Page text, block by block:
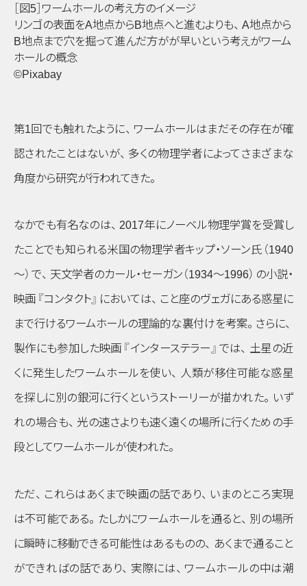
［図5］ワームホールの考え方のイメージ
リンゴの表面をA地点からB地点へと進むよりも、 A地点から
B地点まで穴を掘って進んだ方がが早いという考えがワーム
ホールの概念
©Pixabay
第1回でも触れたように、 ワームホールはまだその存在が確
認されたことはないが、 多くの物理学者によってさまざまな
角度から研究が行われてきた。
なかでも有名なのは、 2017年にノーベル物理学賞を受賞し
たことでも知られる米国の物理学者キップ・ソーン氏 （1940
～） で、 天文学者のカール・セーガン （1934～1996） の小説・
映画 『コンタクト』 においては、 こと座のヴェガにある惑星に
まで行けるワームホールの理論的な裏付けを考案。 さらに、
製作にも参加した映画 『インターステラー』 では、
土星の近
くに発生したワームホールを使い、
人類が移住可能な惑星
を探しに別の銀河に行くというストーリーが描かれた。 いず
れの場合も、 光の速さよりも速く遠くの場所に行くための手
段としてワームホールが使われた。
ただ、 これらはあくまで映画の話であり、 いまのところ実現
は不可能である。 たしかにワームホールを通ると、 別の場所
に瞬時に移動できる可能性はあるものの、
あくまで通ること
ができればの話であり、 実際には、 ワームホールの中は潮